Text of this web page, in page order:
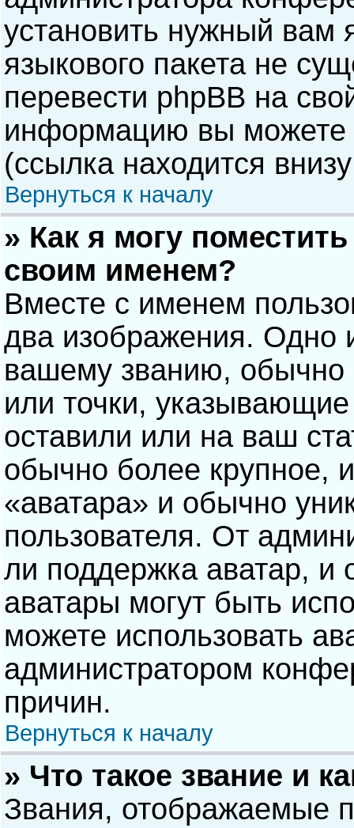
установить нужный вам
языкового пакета не
перевести phpBB на
информацию вы можете
(ссылка находится
Вернуться к началу
» Как я могу
своим именем?
Вместе с именем
два изображения. Одно
вашему званию, обычно
или точки,
оставили или на ваш
обычно более крупное,
«аватара» и обычно
пользователя. От
ли поддержка аватар, и
аватары могут быть
можете использовать
администратором
причин.
Вернуться к началу
» Что такое звание и
Звания, отображаемые